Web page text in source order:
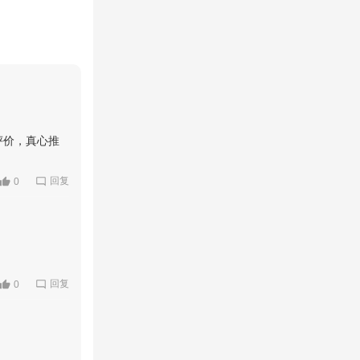
，真心推
0 回复
0 回复